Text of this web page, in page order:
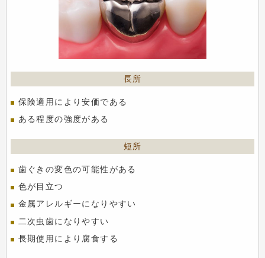
保険適用により安価である
ある程度の強度がある
歯ぐきの変色の可能性がある
色が目立つ
金属アレルギーになりやすい
二次虫歯になりやすい
長期使用により腐食する